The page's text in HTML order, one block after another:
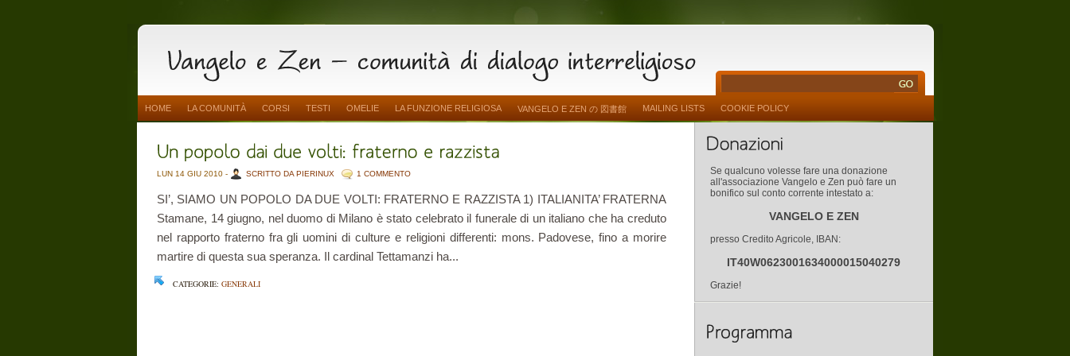
HOME LA COMUNITÀ CORSI TESTI OMELIE LA FUNZIONE RELIGIOSA VANGELO E ZEN の 図書館 MAILING LISTS COOKIE POLICY
LUN 14 GIU 2010 - SCRITTO DA PIERINUX 1 COMMENTO
SI’, SIAMO UN POPOLO DA DUE VOLTI: FRATERNO E RAZZISTA 1) ITALIANITA’ FRATERNA
Stamane, 14 giugno, nel duomo di Milano è stato celebrato il funerale di un italiano che ha creduto
nel rapporto fraterno fra gli uomini di culture e religioni differenti: mons. Padovese, fino a morire
martire di questa sua speranza. Il cardinal Tettamanzi ha...
CATEGORIE: GENERALI
Se qualcuno volesse fare una donazione
all'associazione Vangelo e Zen può fare un
bonifico sul conto corrente intestato a:
VANGELO E ZEN
presso Credito Agricole, IBAN:
IT40W0623001634000015040279
Grazie!